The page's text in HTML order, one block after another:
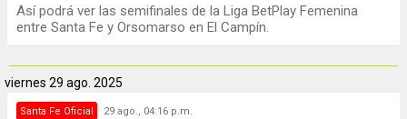
Así podrá ver las semifinales de la Liga BetPlay Femenina
entre Santa Fe y Orsomarso en El Campín.
viernes 29 ago. 2025
Santa Fe Oficial 29 ago., 04:16 p.m.